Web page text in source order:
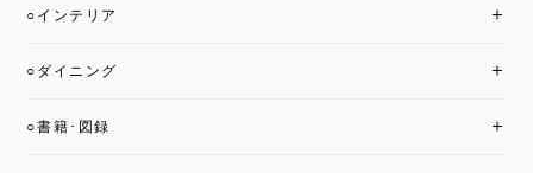
○インテリア
○ダイニング
○書籍･図録